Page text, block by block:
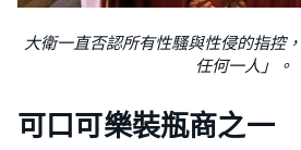
大衛一直否認所有性騷與性侵的指控
任何一人」。
可口可樂裝瓶商之